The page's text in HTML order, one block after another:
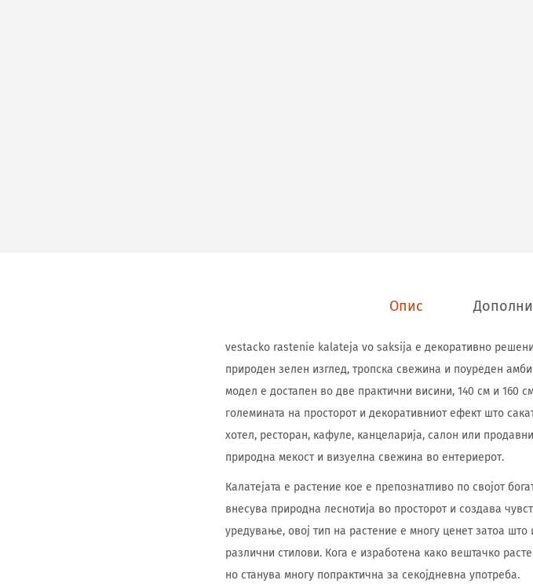
Опис
vestacko rastenie kalateja vo saksija е декоративно
природен зелен изглед, тропска свежина и поуреден
модел е достапен во две практични висини, 140 см и 160
големината на просторот и декоративниот ефект што
хотел, ресторан, кафуле, канцеларија, салон или
природна мекост и визуелна свежина во ентериерот.
Калатејата е растение кое е препознатливо по својот
внесува природна леснотија во просторот и создава
уредување, овој тип на растение е многу ценет затоа
различни стилови. Кога е изработена како вештачко
но станува многу попрактична за секојдневна употреба.